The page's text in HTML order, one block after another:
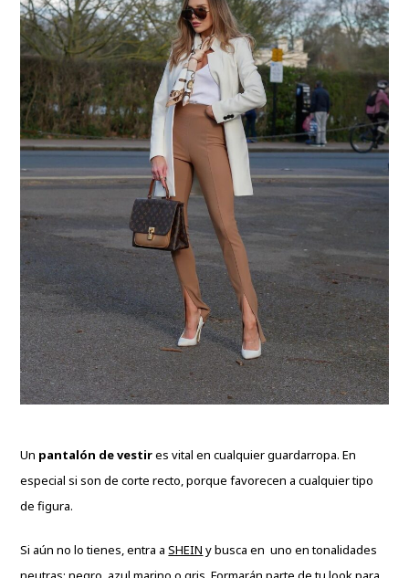
Un pantalón de vestires vital en cualquier guardarropa. En
especial si son de corte recto, porque favorecen a cualquier tipo
de figura.
Si aún no lo tienes, entra aSHEIN y busca en uno en tonalidades